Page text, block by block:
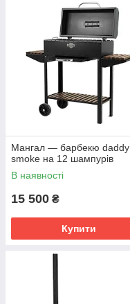
Мангал — барбекю daddy
smoke на 12 шампурів
В наявності
15 500 ₴
Купити